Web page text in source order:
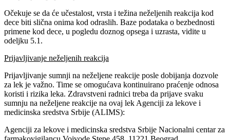
Očekuje se da će učestalost, vrsta i težina neželjenih reakcija kod
dece biti slična onima kod odraslih. Baze podataka o bezbednosti
primene kod dece, u pogledu doznog opsega i uzrasta, vidite u
odeljku 5.1.
Prijavljivanje neželjenih reakcija
Prijavljivanje sumnji na neželjene reakcije posle dobijanja dozvole
za lek je važno. Time se omogućava kontinuirano praćenje odnosa
koristi i rizika leka. Zdravstveni radnici treba da prijave svaku
sumnju na neželjene reakcije na ovaj lek Agenciji za lekove i
medicinska sredstva Srbije (ALIMS):
Agenciji za lekove i medicinska sredstva Srbije Nacionalni centar za